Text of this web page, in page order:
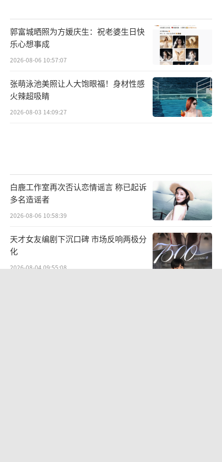
郭富城晒照为方媛庆生：祝老婆生日快
乐心想事成
2026-08-06 10:57:07
张萌泳池美照让人大饱眼福！身材性感
火辣超吸睛
2026-08-03 14:09:27
白鹿工作室再次否认恋情谣言 称已起诉
多名造谣者
2026-08-06 10:58:39
天才女友编剧下沉口碑 市场反响两极分
化
2026-08-04 09:55:08